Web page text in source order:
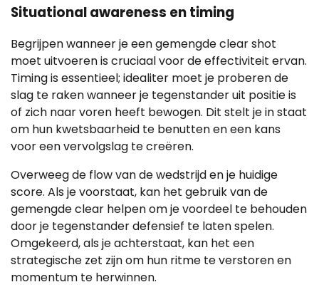
Situational awareness en timing
Begrijpen wanneer je een gemengde clear shot
moet uitvoeren is cruciaal voor de effectiviteit ervan.
Timing is essentieel; idealiter moet je proberen de
slag te raken wanneer je tegenstander uit positie is
of zich naar voren heeft bewogen. Dit stelt je in staat
om hun kwetsbaarheid te benutten en een kans
voor een vervolgslag te creëren.
Overweeg de flow van de wedstrijd en je huidige
score. Als je voorstaat, kan het gebruik van de
gemengde clear helpen om je voordeel te behouden
door je tegenstander defensief te laten spelen.
Omgekeerd, als je achterstaat, kan het een
strategische zet zijn om hun ritme te verstoren en
momentum te herwinnen.